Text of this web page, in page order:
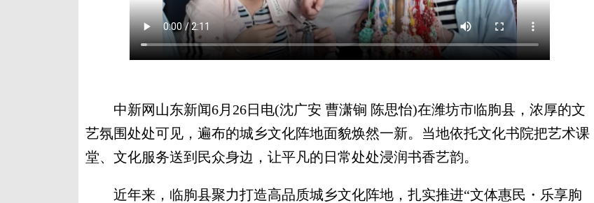
中新网山东新闻6月26日电(沈广安 曹潇锏 陈思怡)在潍坊市临朐县，浓厚的文
艺氛围处处可见，遍布的城乡文化阵地面貌焕然一新。当地依托文化书院把艺术课
堂、文化服务送到民众身边，让平凡的日常处处浸润书香艺韵。
近年来，临朐县聚力打造高品质城乡文化阵地，扎实推进“文体惠民・乐享朐